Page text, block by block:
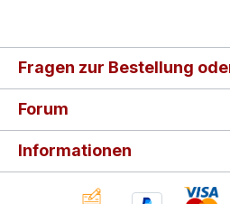
Fragen zur Bestellung
Forum
Informationen